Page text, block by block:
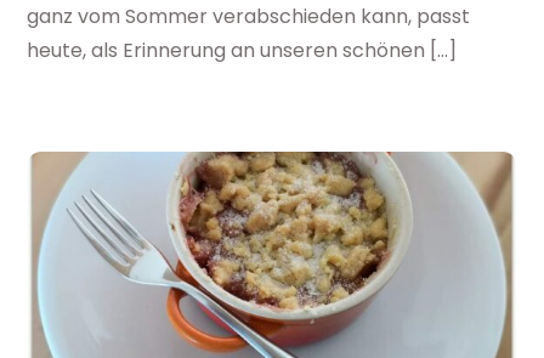
ganz vom Sommer verabschieden kann, passt
heute, als Erinnerung an unseren schönen […]